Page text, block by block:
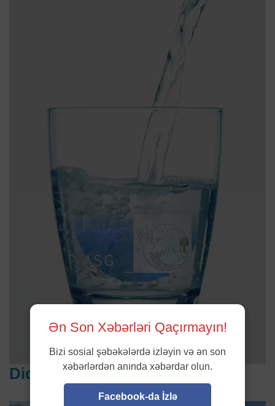
Diqqət çəkənlər
Ən Son Xəbərləri Qaçırmayın!
Bizi sosial şəbəkələrdə izləyin və ən son
xəbərlərdən anında xəbərdar olun.
Facebook-da İzlə